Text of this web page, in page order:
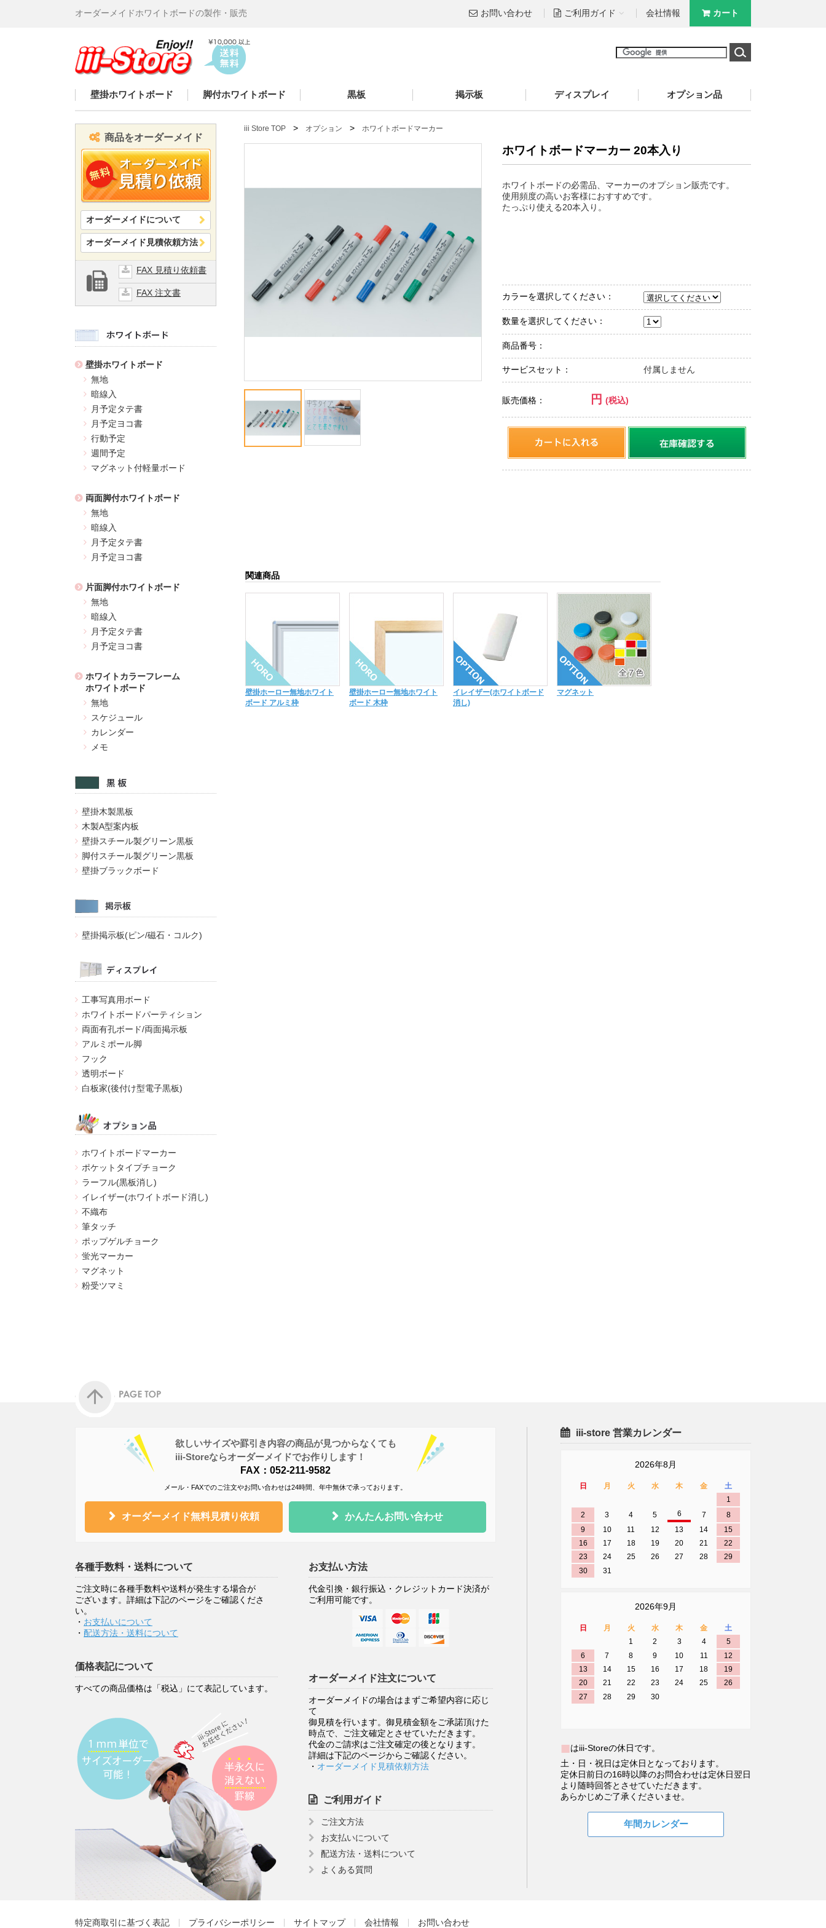
オーダーメイドホワイトボードの製作・販売 お問い合わせ ご利用ガイド 会社情報 カート
iii-
Store
壁掛ホワイトボード 脚付ホワイトボード 黒板 掲示板 ディスプレイ オプション品
商品をオーダーメイド
オーダーメイドについて
オーダーメイド見積依頼方法
FAX 見積り依頼書
FAX 注文書
壁掛ホワイトボード
無地
暗線入
月予定タテ書
月予定ヨコ書
行動予定
週間予定
マグネット付軽量ボード
両面脚付ホワイトボード
無地
暗線入
月予定タテ書
月予定ヨコ書
片面脚付ホワイトボード
無地
暗線入
月予定タテ書
月予定ヨコ書
ホワイトカラーフレーム
ホワイトボード
無地
スケジュール
カレンダー
メモ
壁掛木製黒板
木製A型案内板
壁掛スチール製グリーン黒板
脚付スチール製グリーン黒板
壁掛ブラックボード
壁掛掲示板(ピン/磁石・コルク)
工事写真用ボード
ホワイトボードパーティション
両面有孔ボード/両面掲示板
アルミポール脚
フック
透明ボード
白板家(後付け型電子黒板)
ホワイトボードマーカー
ポケットタイプチョーク
ラーフル(黒板消し)
イレイザー(ホワイトボード消し)
不織布
筆タッチ
ポップゲルチョーク
蛍光マーカー
マグネット
粉受ツマミ
iii Store TOP > オプション > ホワイトボードマーカー
ホワイトボードマーカー 20本入り
ホワイトボードの必需品、マーカーのオプション販売です。
使用頻度の高いお客様におすすめです。
たっぷり使える20本入り。
カラーを選択してください：
数量を選択してください：
商品番号：
サービスセット： 付属しません
販売価格： 円 (税込)
関連商品
壁掛ホーロー無地ホワイト
ボード アルミ枠
壁掛ホーロー無地ホワイト
ボード 木枠
イレイザー(ホワイトボード
消し)
マグネット
欲しいサイズや罫引き内容の商品が見つからなくても
iii-Storeならオーダーメイドでお作りします！
FAX：052-211-9582
メール・FAXでのご注文やお問い合わせは24時間、年中無休で承っております。
オーダーメイド無料見積り依頼 かんたんお問い合わせ
各種手数料・送料について
ご注文時に各種手数料や送料が発生する場合が
ございます。詳細は下記のページをご確認くださ
い。
・ お支払いについて
・ 配送方法・送料について
価格表記について
すべての商品価格は「税込」にて表記しています。
お支払い方法
代金引換・銀行振込・クレジットカード決済が
ご利用可能です。
オーダーメイド注文について
オーダーメイドの場合はまずご希望内容に応じ
て
御見積を行います。御見積金額をご承諾頂けた
時点で、ご注文確定とさせていただきます。
代金のご請求はご注文確定の後となります。
詳細は下記のページからご確認ください。
・ オーダーメイド見積依頼方法
ご利用ガイド
ご注文方法
お支払いについて
配送方法・送料について
よくある質問
iii-store 営業カレンダー
2026年8月
日 月 火 水 木 金
土
1
2
3 4 5 6 7
8
9
10 11 12 13 14
15
16
17 18 19 20 21
22
23
24 25 26 27 28
29
30
31
2026年9月
日 月 火 水 木 金
土
1
2 3 4
5
6
7 8 9 10 11
12
13
14 15 16 17 18
19
20
21 22 23 24 25
26
27
28 29 30
■はiii-Storeの休日です。
土・日・祝日は定休日となっております。
定休日前日の16時以降のお問合わせは定休日翌日
より随時回答とさせていただきます。
あらかじめご了承くださいませ。
年間カレンダー
特定商取引に基づく表記 プライバシーポリシー サイトマップ 会社情報 お問い合わせ